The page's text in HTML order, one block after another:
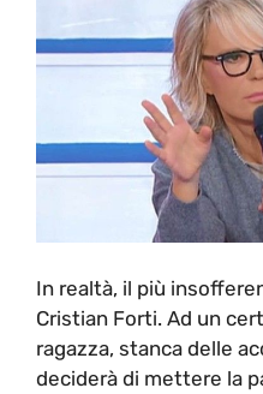
In realtà, il più
Cristian Forti. Ad un
ragazza, stanca delle
deciderà di mettere la